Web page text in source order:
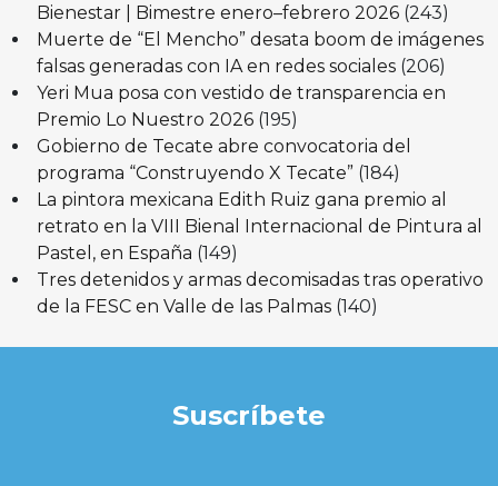
Bienestar | Bimestre enero–febrero 2026 (243)
Muerte de “El Mencho” desata boom de imágenes
falsas generadas con IA en redes sociales (206)
Yeri Mua posa con vestido de transparencia en
Premio Lo Nuestro 2026 (195)
Gobierno de Tecate abre convocatoria del
programa “Construyendo X Tecate” (184)
La pintora mexicana Edith Ruiz gana premio al
retrato en la VIII Bienal Internacional de Pintura al
Pastel, en España (149)
Tres detenidos y armas decomisadas tras operativo
de la FESC en Valle de las Palmas (140)
Suscríbete